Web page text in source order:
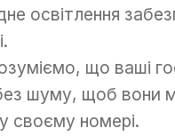
освітлення
що ваші
шуму, щоб вони
своєму номері.